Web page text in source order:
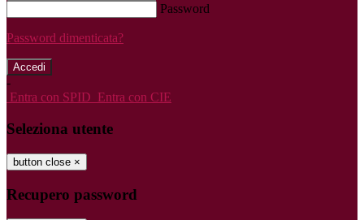
Password
Password dimenticata?
-
Entra con SPID Entra con CIE
Seleziona utente
button close ×
Recupero password